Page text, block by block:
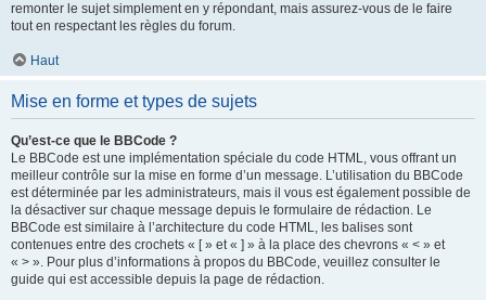
remonter le sujet simplement en y répondant, mais assurez-vous de le faire
tout en respectant les règles du forum.
Haut
Mise en forme et types de sujets
Qu’est-ce que le BBCode ?
Le BBCode est une implémentation spéciale du code HTML, vous offrant un
meilleur contrôle sur la mise en forme d’un message. L’utilisation du BBCode
est déterminée par les administrateurs, mais il vous est également possible de
la désactiver sur chaque message depuis le formulaire de rédaction. Le
BBCode est similaire à l’architecture du code HTML, les balises sont
contenues entre des crochets « [ » et « ] » à la place des chevrons « < » et
« > ». Pour plus d’informations à propos du BBCode, veuillez consulter le
guide qui est accessible depuis la page de rédaction.